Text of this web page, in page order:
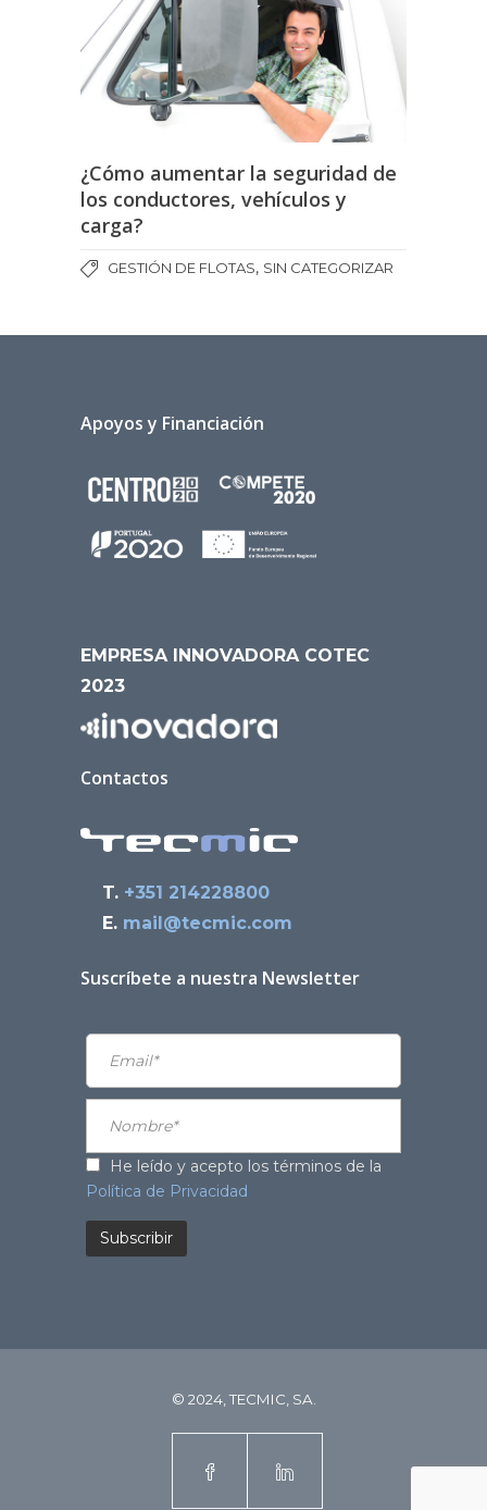
¿Cómo aumentar la seguridad de
los conductores, vehículos y
carga?
GESTIÓN DE FLOTAS, SIN CATEGORIZAR
Apoyos y Financiación
EMPRESA INNOVADORA COTEC
2023
Contactos
T. +351 214228800
E. mail@tecmic.com
Suscríbete a nuestra Newsletter
He leído y acepto los términos de la
Política de Privacidad
© 2024, TECMIC, SA.